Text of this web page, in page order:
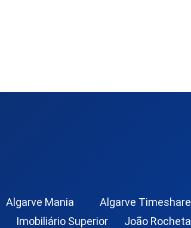
Algarve Mania
Algarve Timeshare
Imobiliário Superior
João Rocheta